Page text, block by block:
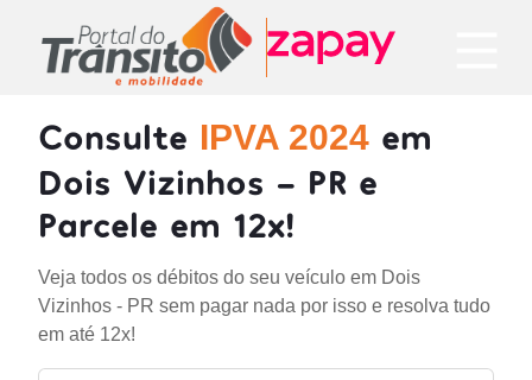
Consulte IPVA 2024 em
Dois Vizinhos - PR e
Parcele em 12x!
Veja todos os débitos do seu veículo em Dois
Vizinhos - PR sem pagar nada por isso e resolva tudo
em até 12x!